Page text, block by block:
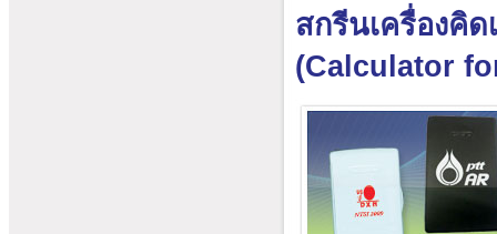
สกรีนเครื่องคิ
(Calculator